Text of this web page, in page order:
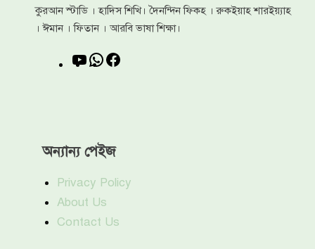
কুরআন স্টাডি । হাদিস শিখি। দৈনন্দিন ফিকহ । রুকইয়াহ শারইয়্যাহ
। ঈমান । ফিতান । আরবি ভাষা শিক্ষা।
YouTube
WhatsApp
অন্যান্য পেইজ
Privacy Policy
About Us
Contact Us